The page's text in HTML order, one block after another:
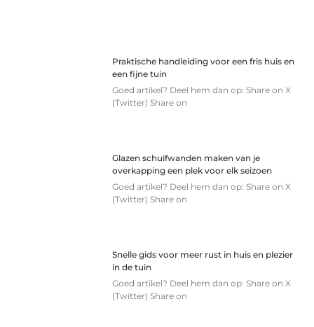
Praktische handleiding voor een fris huis en
een fijne tuin
Goed artikel? Deel hem dan op: Share on X
(Twitter) Share on
Glazen schuifwanden maken van je
overkapping een plek voor elk seizoen
Goed artikel? Deel hem dan op: Share on X
(Twitter) Share on
Snelle gids voor meer rust in huis en plezier
in de tuin
Goed artikel? Deel hem dan op: Share on X
(Twitter) Share on